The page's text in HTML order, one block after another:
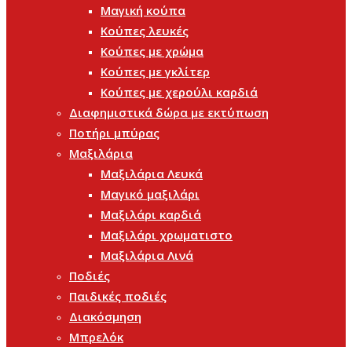
Μαγική κούπα
Κούπες λευκές
Κούπες με χρώμα
Κούπες με γκλίτερ
Κούπες με χερούλι καρδιά
Διαφημιστικά δώρα με εκτύπωση
Ποτήρι μπύρας
Μαξιλάρια
Μαξιλάρια Λευκά
Μαγικό μαξιλάρι
Μαξιλάρι καρδιά
Μαξιλάρι χρωματιστο
Μαξιλάρια Λινά
Ποδιές
Παιδικές ποδιές
Διακόσμηση
Μπρελόκ